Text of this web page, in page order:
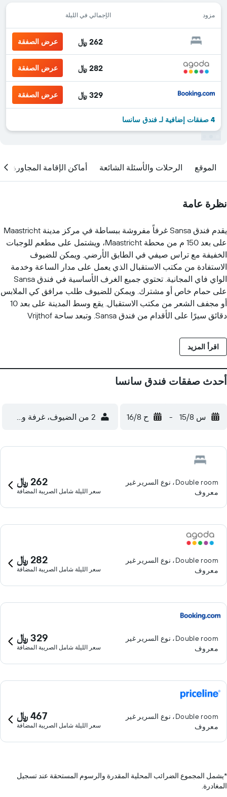
مزود الإجمالي في الليلة
262 ﷼ عرض الصفقة
282 ﷼ عرض الصفقة
329 ﷼ عرض الصفقة
4 صفقات إضافية لـ فندق سانسا
الموقع الرحلات والأسئلة الشائعة أماكن الإقامة المجاورة
نظرة عامة
يقدم فندق Sansa غرفاً مفروشة ببساطة في مركز مدينة Maastricht
على بعد 150 م من محطة Maastricht، ويشتمل على مطعم للوجبات
الخفيفة مع تراس صيفي في الطابق الأرضي. ويمكن للضيوف
الاستفادة من مكتب الاستقبال الذي يعمل على مدار الساعة وخدمة
الواي فاي المجانية. تحتوي جميع الغرف الأساسية في فندق Sansa
على حمام خاص أو مشترك. ويمكن للضيوف طلب مرافق كي الملابس
أو مجفف الشعر من مكتب الاستقبال. يقع وسط المدينة على بعد 10
دقائق سيرًا على الأقدام من فندق Sansa. وتبعد ساحة Vrijthof
للمؤتمرات على بعد 10 دقائق بالسيارة.
اقرأ المزيد
أحدث صفقات فندق سانسا
س 15/8 - ح 16/8 2 من الضيوف، غرفة واحدة
Double room، نوع السرير غير
معروف
262 ﷼
سعر الليلة شامل الصريبة المضافة
Double room، نوع السرير غير
معروف
282 ﷼
سعر الليلة شامل الصريبة المضافة
Double room، نوع السرير غير
معروف
329 ﷼
سعر الليلة شامل الصريبة المضافة
Double room، نوع السرير غير
معروف
467 ﷼
سعر الليلة شامل الصريبة المضافة
*يشمل المجموع الضرائب المحلية المقدرة والرسوم المستحقة عند تسجيل
المغادرة.